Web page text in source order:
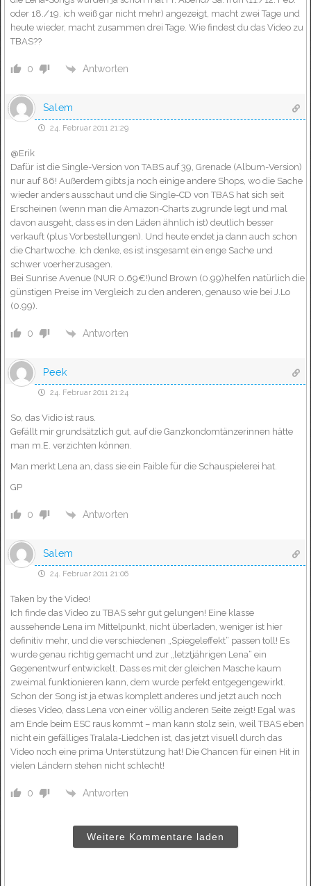
oder 18./19. ich weiß gar nicht mehr) angezeigt, macht zwei Tage und
heute wieder, macht zusammen drei Tage. Wie findest du das Video zu
TBAS??
0 Antworten
Salem
24. Februar 2011 21:29
@Erik
Dafür ist die Single-Version von TABS auf 39, Grenade (Album-Version)
nur auf 86! Außerdem gibts ja noch einige andere Shops, wo die Sache
wieder anders ausschaut und die Single-CD von TBAS hat sich seit
Erscheinen (wenn man die Amazon-Charts zugrunde legt und mal
davon ausgeht, dass es in den Läden ähnlich ist) deutlich besser
verkauft (plus Vorbestellungen). Und heute endet ja dann auch schon
die Chartwoche. Ich denke, es ist insgesamt ein enge Sache und
schwer voerherzusagen.
Bei Sunrise Avenue (NUR 0.69€!)und Brown (0.99)helfen natürlich die
günstigen Preise im Vergleich zu den anderen, genauso wie bei J.Lo
(0.99).
0 Antworten
Peek
24. Februar 2011 21:24
So, das Vidio ist raus.
Gefällt mir grundsätzlich gut, auf die Ganzkondomtänzerinnen hätte
man m.E. verzichten können.
Man merkt Lena an, dass sie ein Faible für die Schauspielerei hat.
GP
0 Antworten
Salem
24. Februar 2011 21:06
Taken by the Video!
Ich finde das Video zu TBAS sehr gut gelungen! Eine klasse
aussehende Lena im Mittelpunkt, nicht überladen, weniger ist hier
definitiv mehr, und die verschiedenen „Spiegeleffekt“ passen toll! Es
wurde genau richtig gemacht und zur „letztjährigen Lena“ ein
Gegenentwurf entwickelt. Dass es mit der gleichen Masche kaum
zweimal funktionieren kann, dem wurde perfekt entgegengewirkt.
Schon der Song ist ja etwas komplett anderes und jetzt auch noch
dieses Video, dass Lena von einer völlig anderen Seite zeigt! Egal was
am Ende beim ESC raus kommt – man kann stolz sein, weil TBAS eben
nicht ein gefälliges Tralala-Liedchen ist, das jetzt visuell durch das
Video noch eine prima Unterstützung hat! Die Chancen für einen Hit in
vielen Ländern stehen nicht schlecht!
0 Antworten
Weitere Kommentare laden